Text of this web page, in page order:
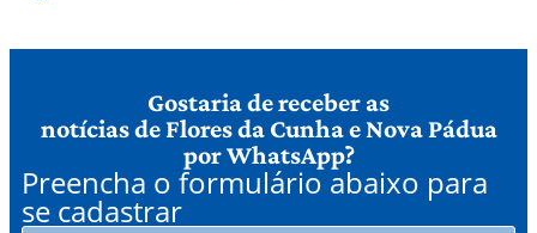
Gostaria de receber as
notícias de Flores da Cunha e Nova Pádua
por WhatsApp?
Preencha o formulário abaixo para
se cadastrar